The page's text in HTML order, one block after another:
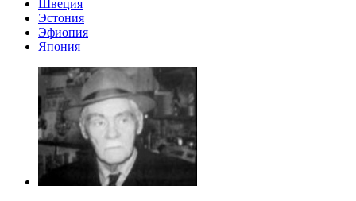
Швеция
Эстония
Эфиопия
Япония